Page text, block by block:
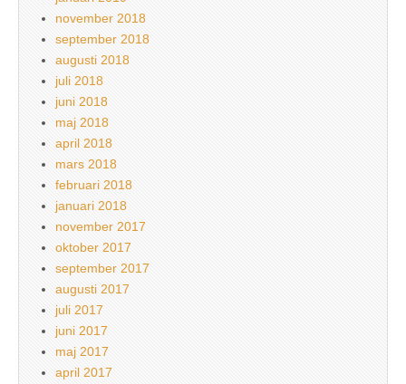
november 2018
september 2018
augusti 2018
juli 2018
juni 2018
maj 2018
april 2018
mars 2018
februari 2018
januari 2018
november 2017
oktober 2017
september 2017
augusti 2017
juli 2017
juni 2017
maj 2017
april 2017